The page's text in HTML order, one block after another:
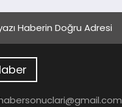
Haberin Doğru Adresi